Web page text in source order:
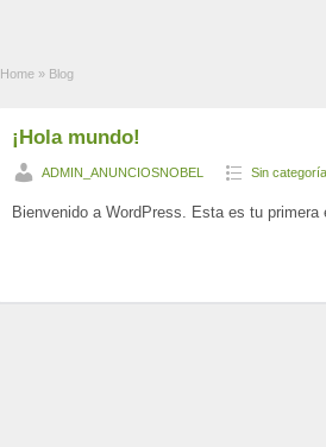
Home » Blog
¡Hola mundo!
ADMIN_ANUNCIOSNOBEL Sin categoría
Bienvenido a WordPress. Esta es tu